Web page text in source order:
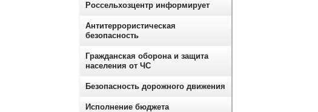
Россельхозцентр информирует
Антитеррористическая
безопасность
Гражданская оборона и защита
населения от ЧС
Безопасность дорожного движения
Исполнение бюджета